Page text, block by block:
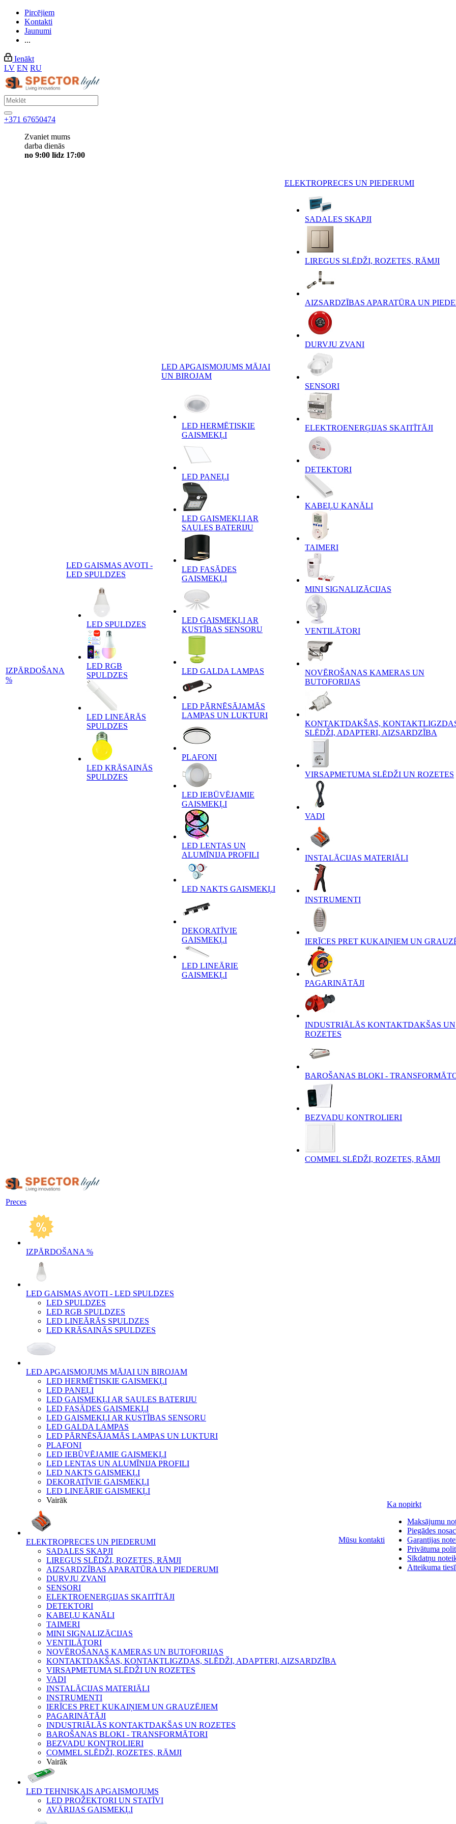
Pircējiem
Kontakti
Jaunumi
...
Ienākt
LV EN RU
+371 67650474
Zvaniet mums
darba dienās
no 9:00 līdz 17:00
IZPĀRDOŠANA
%
LED GAISMAS AVOTI -
LED SPULDZES
LED SPULDZES
LED RGB
SPULDZES
LED LINEĀRĀS
SPULDZES
LED KRĀSAINĀS
SPULDZES
LED APGAISMOJUMS MĀJAI
UN BIROJAM
LED HERMĒTISKIE
GAISMEKĻI
LED PANEĻI
LED GAISMEKĻI AR
SAULES BATERIJU
LED FASĀDES
GAISMEKĻI
LED GAISMEKĻI AR
KUSTĪBAS SENSORU
LED GALDA LAMPAS
LED PĀRNĒSĀJAMĀS
LAMPAS UN LUKTURI
PLAFONI
LED IEBŪVĒJAMIE
GAISMEKĻI
LED LENTAS UN
ALUMĪNIJA PROFILI
LED NAKTS GAISMEKĻI
DEKORATĪVIE
GAISMEKĻI
LED LINEĀRIE
GAISMEKĻI
ELEKTROPRECES UN PIEDERUMI
SADALES SKAPJI
LIREGUS SLĒDŽI, ROZETES, RĀMJI
AIZSARDZĪBAS APARATŪRA UN
DURVJU ZVANI
SENSORI
ELEKTROENERĢIJAS SKAITĪTĀJI
DETEKTORI
KABEĻU KANĀLI
TAIMERI
MINI SIGNALIZĀCIJAS
VENTILĀTORI
NOVĒROŠANAS KAMERAS UN
BUTOFORIJAS
KONTAKTDAKŠAS,
SLĒDŽI, ADAPTERI, AIZSARDZĪBA
VIRSAPMETUMA SLĒDŽI UN ROZETES
VADI
INSTALĀCIJAS MATERIĀLI
INSTRUMENTI
IERĪCES PRET KUKAIŅIEM UN
PAGARINĀTĀJI
INDUSTRIĀLĀS KONTAKTDAKŠAS UN
ROZETES
BAROŠANAS BLOKI -
BEZVADU KONTROLIERI
COMMEL SLĒDŽI, ROZETES, RĀMJI
Preces
IZPĀRDOŠANA %
LED GAISMAS AVOTI - LED SPULDZES
LED SPULDZES
LED RGB SPULDZES
LED LINEĀRĀS SPULDZES
LED KRĀSAINĀS SPULDZES
LED APGAISMOJUMS MĀJAI UN BIROJAM
LED HERMĒTISKIE GAISMEKĻI
LED PANEĻI
LED GAISMEKĻI AR SAULES BATERIJU
LED FASĀDES GAISMEKĻI
LED GAISMEKĻI AR KUSTĪBAS SENSORU
LED GALDA LAMPAS
LED PĀRNĒSĀJAMĀS LAMPAS UN LUKTURI
PLAFONI
LED IEBŪVĒJAMIE GAISMEKĻI
LED LENTAS UN ALUMĪNIJA PROFILI
LED NAKTS GAISMEKĻI
DEKORATĪVIE GAISMEKĻI
LED LINEĀRIE GAISMEKĻI
Vairāk
ELEKTROPRECES UN PIEDERUMI
SADALES SKAPJI
LIREGUS SLĒDŽI, ROZETES, RĀMJI
AIZSARDZĪBAS APARATŪRA UN PIEDERUMI
DURVJU ZVANI
SENSORI
ELEKTROENERĢIJAS SKAITĪTĀJI
DETEKTORI
KABEĻU KANĀLI
TAIMERI
MINI SIGNALIZĀCIJAS
VENTILĀTORI
NOVĒROŠANAS KAMERAS UN BUTOFORIJAS
KONTAKTDAKŠAS, KONTAKTLIGZDAS, SLĒDŽI, ADAPTERI, AIZSARDZĪBA
VIRSAPMETUMA SLĒDŽI UN ROZETES
VADI
INSTALĀCIJAS MATERIĀLI
INSTRUMENTI
IERĪCES PRET KUKAIŅIEM UN GRAUZĒJIEM
PAGARINĀTĀJI
INDUSTRIĀLĀS KONTAKTDAKŠAS UN ROZETES
BAROŠANAS BLOKI - TRANSFORMĀTORI
BEZVADU KONTROLIERI
COMMEL SLĒDŽI, ROZETES, RĀMJI
Vairāk
LED TEHNISKAIS APGAISMOJUMS
LED PROŽEKTORI UN STATĪVI
AVĀRIJAS GAISMEKĻI
Mūsu kontakti
Ka nopirkt
Maksājumu
Piegādes
Garantijas
Privātuma
Sīkdatņu
Atteikuma